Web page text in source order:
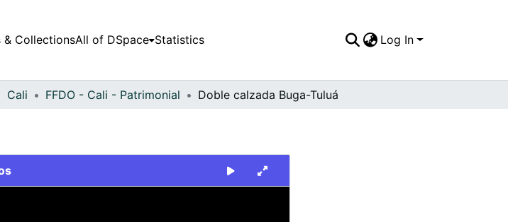
& CollectionsAll of DSpace Statistics Log In
Cali FFDO - Cali - Patrimonial Doble calzada Buga-Tuluá